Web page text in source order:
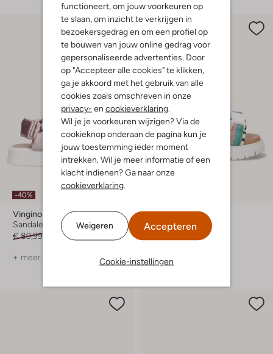
functioneert, om jouw voorkeuren op
te slaan, om inzicht te verkrijgen in
bezoekersgedrag en om een profiel op
te bouwen van jouw online gedrag voor
gepersonaliseerde advertenties. Door
op "Accepteer alle cookies" te klikken,
ga je akkoord met het gebruik van alle
cookies zoals omschreven in onze
privacy- en cookieverklaring
Wil je je voorkeuren wijzigen? Via de
cookieknop onderaan de pagina kun je
jouw toestemming ieder moment
intrekken. Wil je meer informatie of een
klacht indienen? Ga naar onze
cookieverklaring
Weigeren Accepteren
Cookie-instellingen
-40%
Vingino
Sandalen met hak
€ 89,99
€ 53,99
+ meer kleuren
Vingino
Sandalen
€ 41,99
+ meer kleuren